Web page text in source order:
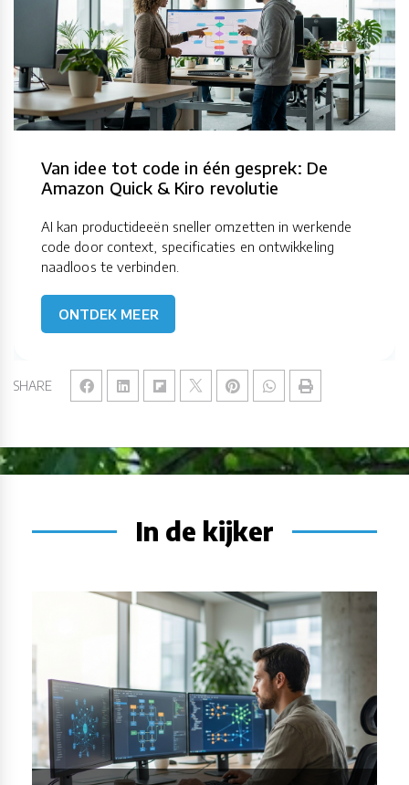
SHARE
Van idee tot code in één gesprek: De
Amazon Quick & Kiro revolutie
AI kan productideeën sneller omzetten in werkende
code door context, specificaties en ontwikkeling
naadloos te verbinden.
ONTDEK MEER
In de kijker